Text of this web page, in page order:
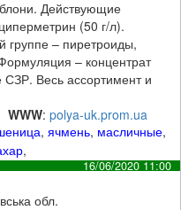
Действующие
(50 г/л).
группе – пиретроиды,
– концентрат
СЗР. Весь ассортимент и
WWW:polya-uk.prom.ua
,ячмень, масличные,
,
16/06/2020 11:00
обл.